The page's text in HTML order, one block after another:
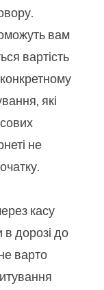
вам
вартість
які
не
касу
в дорозі до
варто